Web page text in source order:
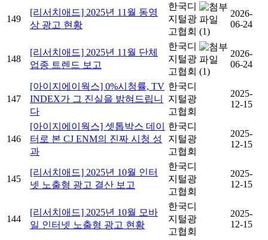
149
[리서치애드] 2025년 11월 동영
상 광고 현황
한국디
지털광
고협회 (1)
2026-
06-24
148
[리서치애드] 2025년 11월 단체
업종 트렌드 보고
한국디
지털광
고협회 (1)
2026-
06-24
147
[아이지에이웍스] 0%시청률, TV
INDEX가 그 진실을 밝혀드립니
다
한국디
지털광
고협회
2025-
12-15
146
[아이지에이웍스] 셋톱박스 데이
터로 본 CJ ENM의 진짜 시청 성
과
한국디
지털광
고협회
2025-
12-15
145
[리서치애드] 2025년 10월 인터
넷 노출형 광고 결산 보고
한국디
지털광
고협회
2025-
12-15
144
[리서치애드] 2025년 10월 모바
일 인터넷 노출형 광고 현황
한국디
지털광
고협회
2025-
12-15